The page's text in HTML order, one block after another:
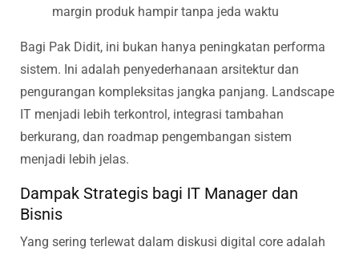
margin produk hampir tanpa jeda waktu
Bagi Pak Didit, ini bukan hanya peningkatan performa
sistem. Ini adalah penyederhanaan arsitektur dan
pengurangan kompleksitas jangka panjang. Landscape
IT menjadi lebih terkontrol, integrasi tambahan
berkurang, dan roadmap pengembangan sistem
menjadi lebih jelas.
Dampak Strategis bagi IT Manager dan
Bisnis
Yang sering terlewat dalam diskusi digital core adalah